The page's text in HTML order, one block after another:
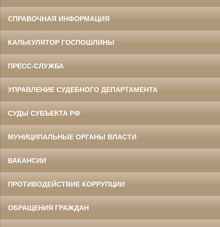
СПРАВОЧНАЯ ИНФОРМАЦИЯ
КАЛЬКУЛЯТОР ГОСПОШЛИНЫ
ПРЕСС-СЛУЖБА
УПРАВЛЕНИЕ СУДЕБНОГО ДЕПАРТАМЕНТА
СУДЫ СУБЪЕКТА РФ
МУНИЦИПАЛЬНЫЕ ОРГАНЫ ВЛАСТИ
ВАКАНСИИ
ПРОТИВОДЕЙСТВИЕ КОРРУПЦИИ
ОБРАЩЕНИЯ ГРАЖДАН